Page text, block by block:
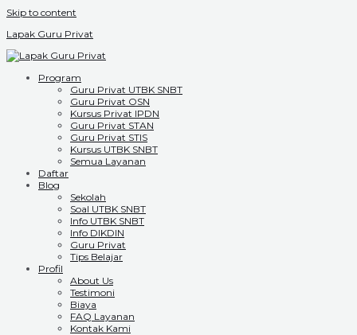
Skip to content
Lapak Guru Privat
Program
Guru Privat UTBK SNBT
Guru Privat OSN
Kursus Privat IPDN
Guru Privat STAN
Guru Privat STIS
Kursus UTBK SNBT
Semua Layanan
Daftar
Blog
Sekolah
Soal UTBK SNBT
Info UTBK SNBT
Info DIKDIN
Guru Privat
Tips Belajar
Profil
About Us
Testimoni
Biaya
FAQ Layanan
Kontak Kami